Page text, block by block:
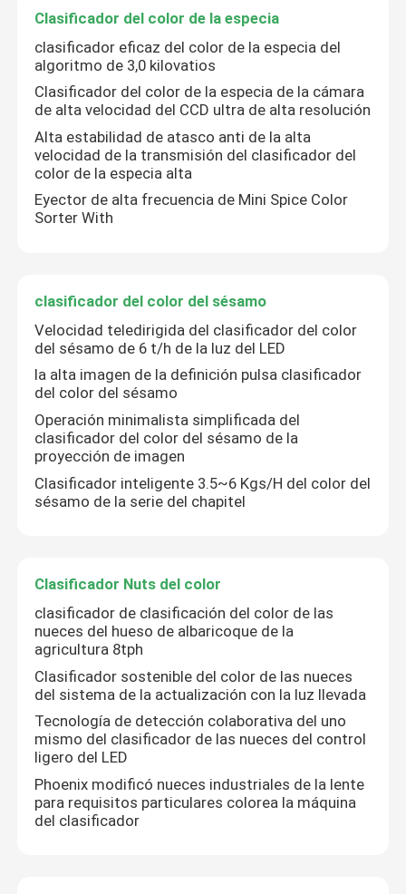
Productos
Sobre nosotros
Viaje de la fábrica
Control de calidad
Noticias
Clasificador del color del arroz
clasificador del color del grano
clasificador del color del anacardo
clasificador del color del cacahuete
Clasificador del color de la especia
clasificador del color del sésamo
Clasificador del color de la especia
clasificador eficaz del color de la especia del
algoritmo de 3,0 kilovatios
Clasificador del color de la especia de la cámara
de alta velocidad del CCD ultra de alta resolución
Alta estabilidad de atasco anti de la alta
velocidad de la transmisión del clasificador del
color de la especia alta
Eyector de alta frecuencia de Mini Spice Color
Sorter With
clasificador del color del sésamo
Velocidad teledirigida del clasificador del color
del sésamo de 6 t/h de la luz del LED
la alta imagen de la definición pulsa clasificador
del color del sésamo
Operación minimalista simplificada del
clasificador del color del sésamo de la
proyección de imagen
Clasificador inteligente 3.5~6 Kgs/H del color del
sésamo de la serie del chapitel
Clasificador Nuts del color
clasificador de clasificación del color de las
nueces del hueso de albaricoque de la
agricultura 8tph
Clasificador sostenible del color de las nueces
del sistema de la actualización con la luz llevada
Tecnología de detección colaborativa del uno
mismo del clasificador de las nueces del control
ligero del LED
Phoenix modificó nueces industriales de la lente
para requisitos particulares colorea la máquina
del clasificador